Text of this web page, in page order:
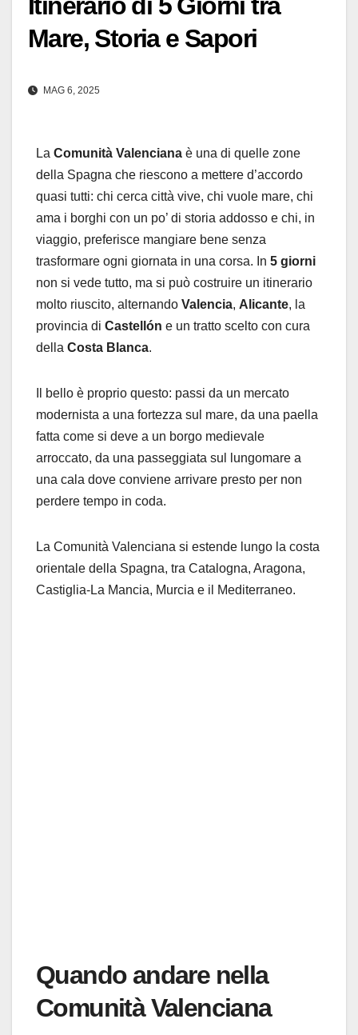
Mare, Storia e Sapori
MAG 6, 2025
La Comunità Valenciana è una di quelle zone
della Spagna che riescono a mettere d’accordo
quasi tutti: chi cerca città vive, chi vuole mare, chi
ama i borghi con un po’ di storia addosso e chi, in
viaggio, preferisce mangiare bene senza
trasformare ogni giornata in una corsa. In 5 giorni
non si vede tutto, ma si può costruire un itinerario
molto riuscito, alternando Valencia, Alicante, la
provincia di Castellón e un tratto scelto con cura
della Costa Blanca.
Il bello è proprio questo: passi da un mercato
modernista a una fortezza sul mare, da una paella
fatta come si deve a un borgo medievale
arroccato, da una passeggiata sul lungomare a
una cala dove conviene arrivare presto per non
perdere tempo in coda.
La Comunità Valenciana si estende lungo la costa
orientale della Spagna, tra Catalogna, Aragona,
Castiglia-La Mancia, Murcia e il Mediterraneo.
Quando andare nella
Comunità Valenciana